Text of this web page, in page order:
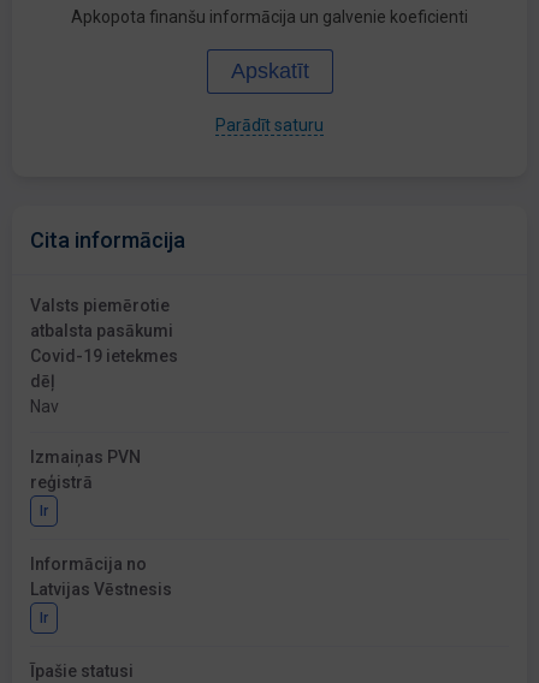
Apkopota finanšu informācija un galvenie koeficienti
Apskatīt
Parādīt saturu
Cita informācija
Valsts piemērotie
atbalsta pasākumi
Covid-19 ietekmes
dēļ
Nav
Izmaiņas PVN
reģistrā
Ir
Informācija no
Latvijas Vēstnesis
Ir
Īpašie statusi